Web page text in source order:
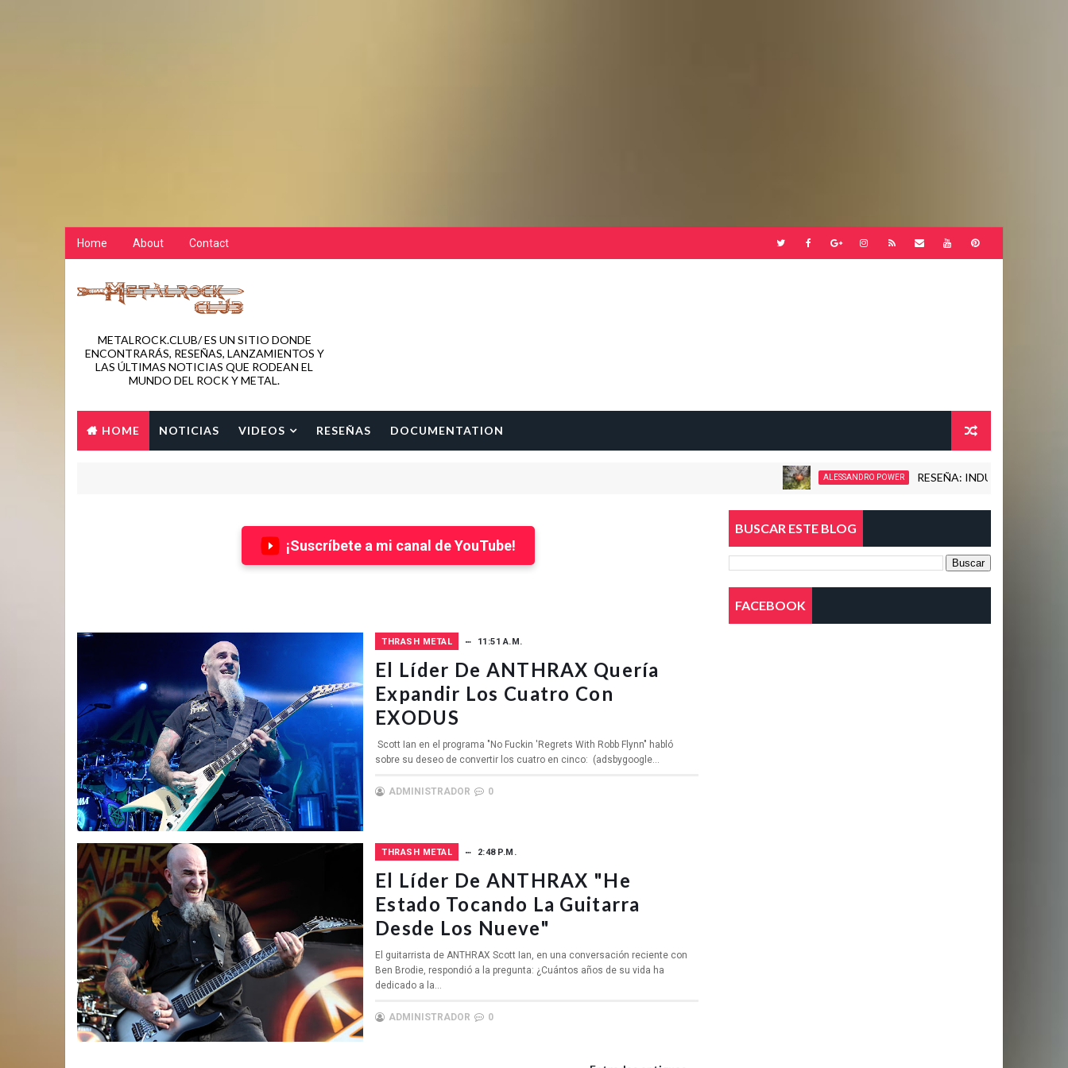
Home About Contact
METALROCK.CLUB/ ES UN SITIO DONDE
ENCONTRARÁS, RESEÑAS, LANZAMIENTOS Y
LAS ÚLTIMAS NOTICIAS QUE RODEAN EL
MUNDO DEL ROCK Y METAL.
HOME NOTICIAS VIDEOS RESEÑAS DOCUMENTATION
ALESSANDRO POWER RESEÑA: INDUCTION - LOVE
¡Suscríbete a mi canal de YouTube!
THRASH METAL 11:51 A.M.
El Líder De ANTHRAX Quería
Expandir Los Cuatro Con
EXODUS
Scott Ian en el programa "No Fuckin 'Regrets With Robb Flynn" habló
sobre su deseo de convertir los cuatro en cinco: (adsbygoogle...
ADMINISTRADOR 0
THRASH METAL 2:48 P.M.
El Líder De ANTHRAX "He
Estado Tocando La Guitarra
Desde Los Nueve"
El guitarrista de ANTHRAX Scott Ian, en una conversación reciente con
Ben Brodie, respondió a la pregunta: ¿Cuántos años de su vida ha
dedicado a la...
ADMINISTRADOR 0
BUSCAR ESTE BLOG
FACEBOOK